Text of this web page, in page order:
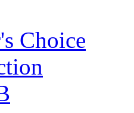
Choice